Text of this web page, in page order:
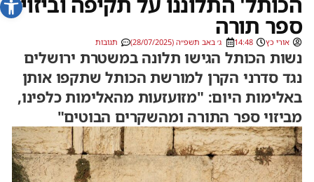
ספר תורה
אורי כץ 14:48 ג׳ באב תשפ״ה (28/07/2025) תגובות
נשות הכותל הגישו תלונה במשטרת ירושלים
נגד סדרני הקרן למורשת הכותל שתקפו אותן
באלימות היום: "מזועזעות מהאלימות כלפינו,
מביזוי ספר התורה ומהשקרים הבוטים"